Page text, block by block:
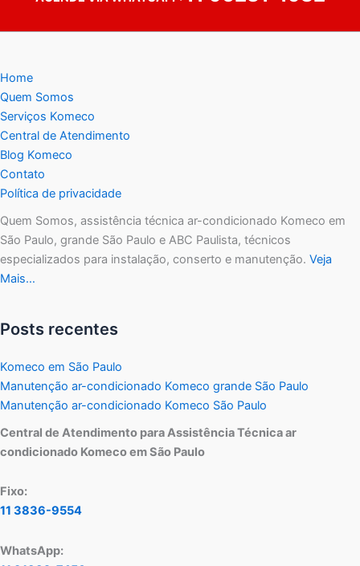
Home
Quem Somos
Serviços Komeco
Central de Atendimento
Blog Komeco
Contato
Política de privacidade
Quem Somos, assistência técnica ar-condicionado Komeco em
São Paulo, grande São Paulo e ABC Paulista, técnicos
especializados para instalação, conserto e manutenção. Veja
Mais…
Posts recentes
Komeco em São Paulo
Manutenção ar-condicionado Komeco grande São Paulo
Manutenção ar-condicionado Komeco São Paulo
Central de Atendimento para Assistência Técnica ar
condicionado Komeco em São Paulo
Fixo:
11 3836-9554
WhatsApp: